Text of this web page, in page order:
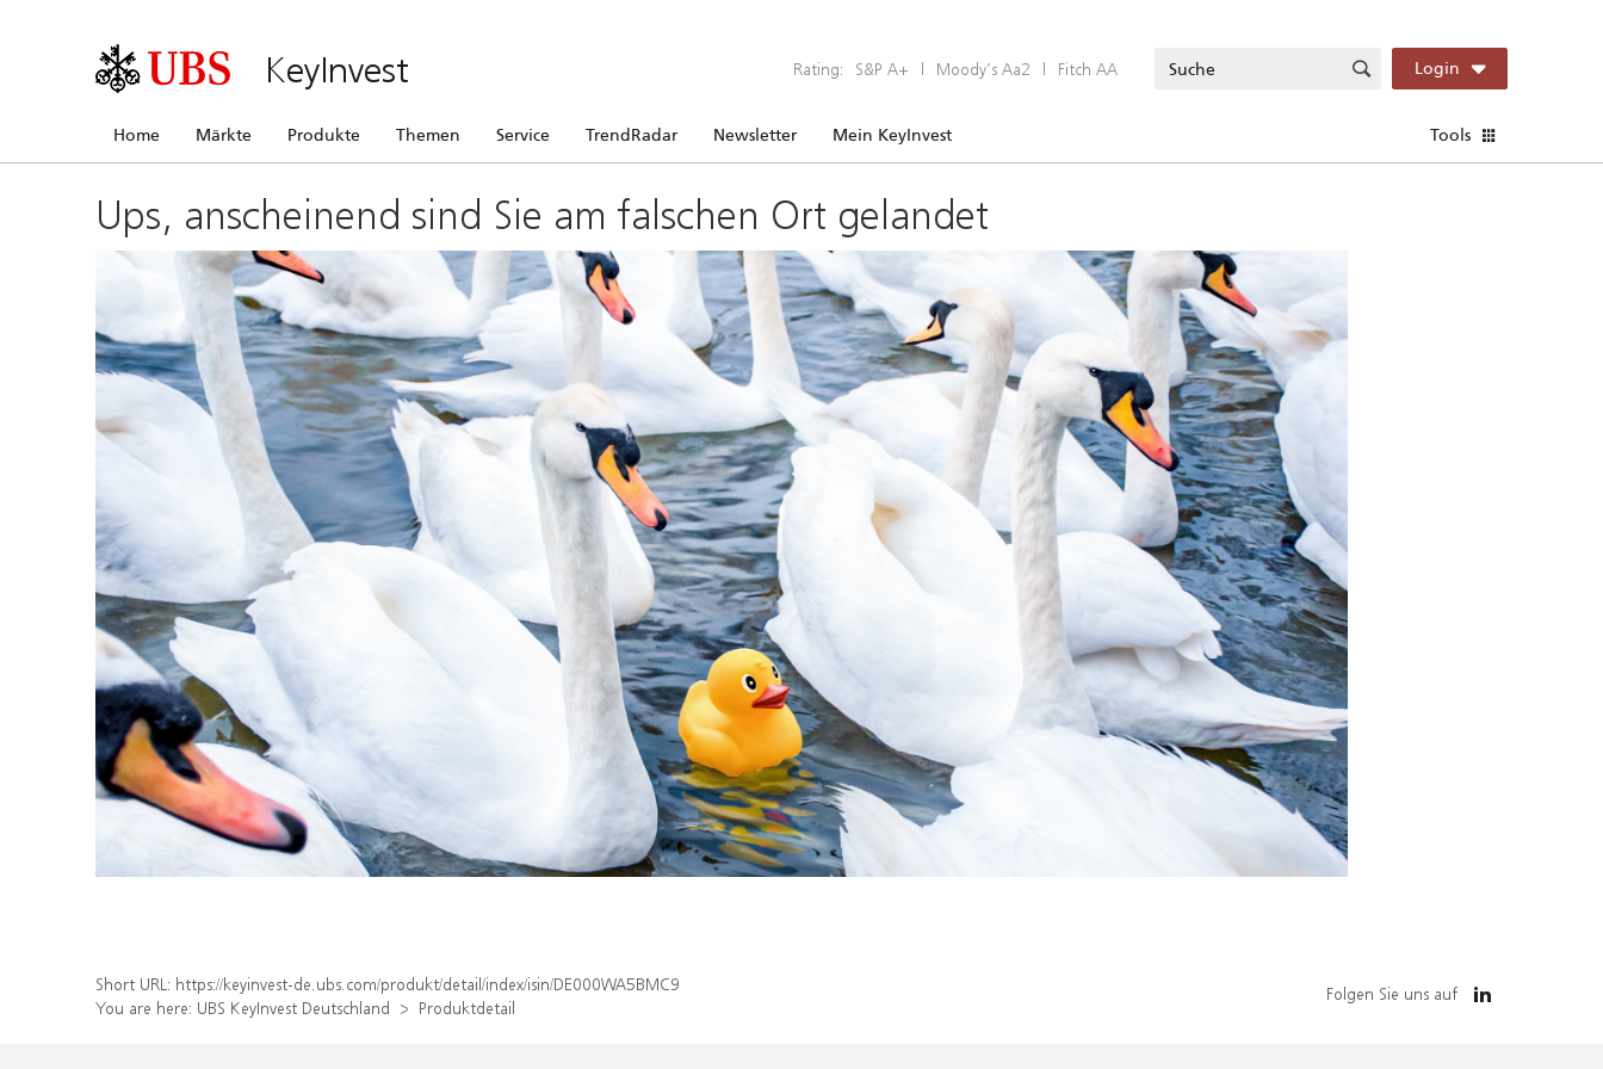
KeyInvest Rating: S&P A+ | Moody’s Aa2 | Fitch AA Login
Home Märkte Produkte Themen Service TrendRadar Newsletter Mein KeyInvest Tools
Ups, anscheinend sind Sie am falschen Ort gelandet
Short URL: https://keyinvest-de.ubs.com/produkt/detail/index/isin/DE000WA5BMC9
You are here: UBS KeyInvest Deutschland Produktdetail
Folgen Sie uns auf